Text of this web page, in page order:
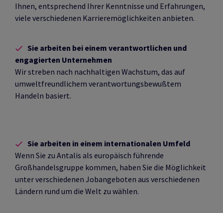
Ihnen, entsprechend Ihrer Kenntnisse und Erfahrungen,
viele verschiedenen Karrieremöglichkeiten anbieten.
Sie arbeiten bei einem verantwortlichen und
engagierten Unternehmen
Wir streben nach nachhaltigen Wachstum, das auf
umweltfreundlichem verantwortungsbewußtem
Handeln basiert.
Sie arbeiten in einem internationalen Umfeld
Wenn Sie zu Antalis als europäisch führende
Großhandelsgruppe kommen, haben Sie die Möglichkeit
unter verschiedenen Jobangeboten aus verschiedenen
Ländern rund um die Welt zu wählen.